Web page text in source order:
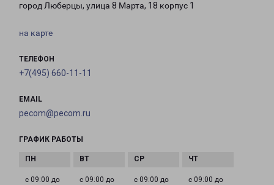
город Люберцы, улица 8 Марта, 18 корпус 1
на карте
ТЕЛЕФОН
+7(495) 660-11-11
EMAIL
pecom@pecom.ru
ГРАФИК РАБОТЫ
с 09:00 до
с 09:00 до
с 09:00 до
с 09:00 до